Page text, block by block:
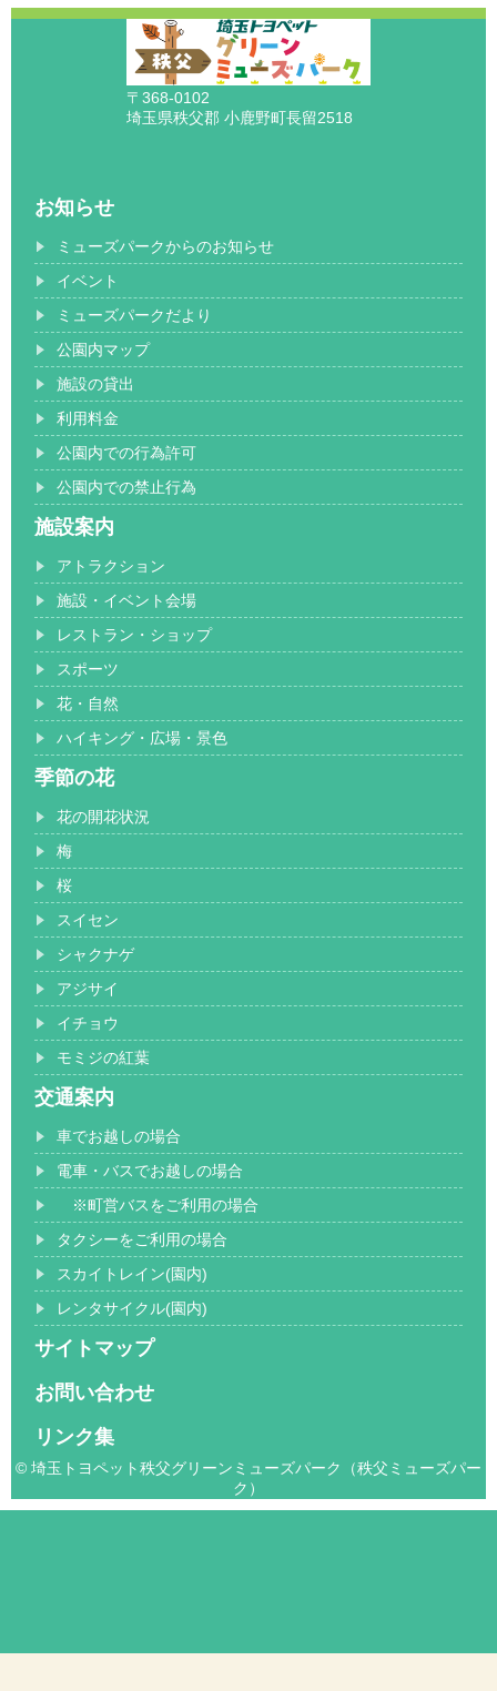
〒368-0102
埼玉県秩父郡 小鹿野町長留2518
お知らせ
ミューズパークからのお知らせ
イベント
ミューズパークだより
公園内マップ
施設の貸出
利用料金
公園内での行為許可
公園内での禁止行為
施設案内
アトラクション
施設・イベント会場
レストラン・ショップ
スポーツ
花・自然
ハイキング・広場・景色
季節の花
花の開花状況
梅
桜
スイセン
シャクナゲ
アジサイ
イチョウ
モミジの紅葉
交通案内
車でお越しの場合
電車・バスでお越しの場合
※町営バスをご利用の場合
タクシーをご利用の場合
スカイトレイン(園内)
レンタサイクル(園内)
サイトマップ
お問い合わせ
リンク集
© 埼玉トヨペット秩父グリーンミューズパーク（秩父ミューズパー
ク）